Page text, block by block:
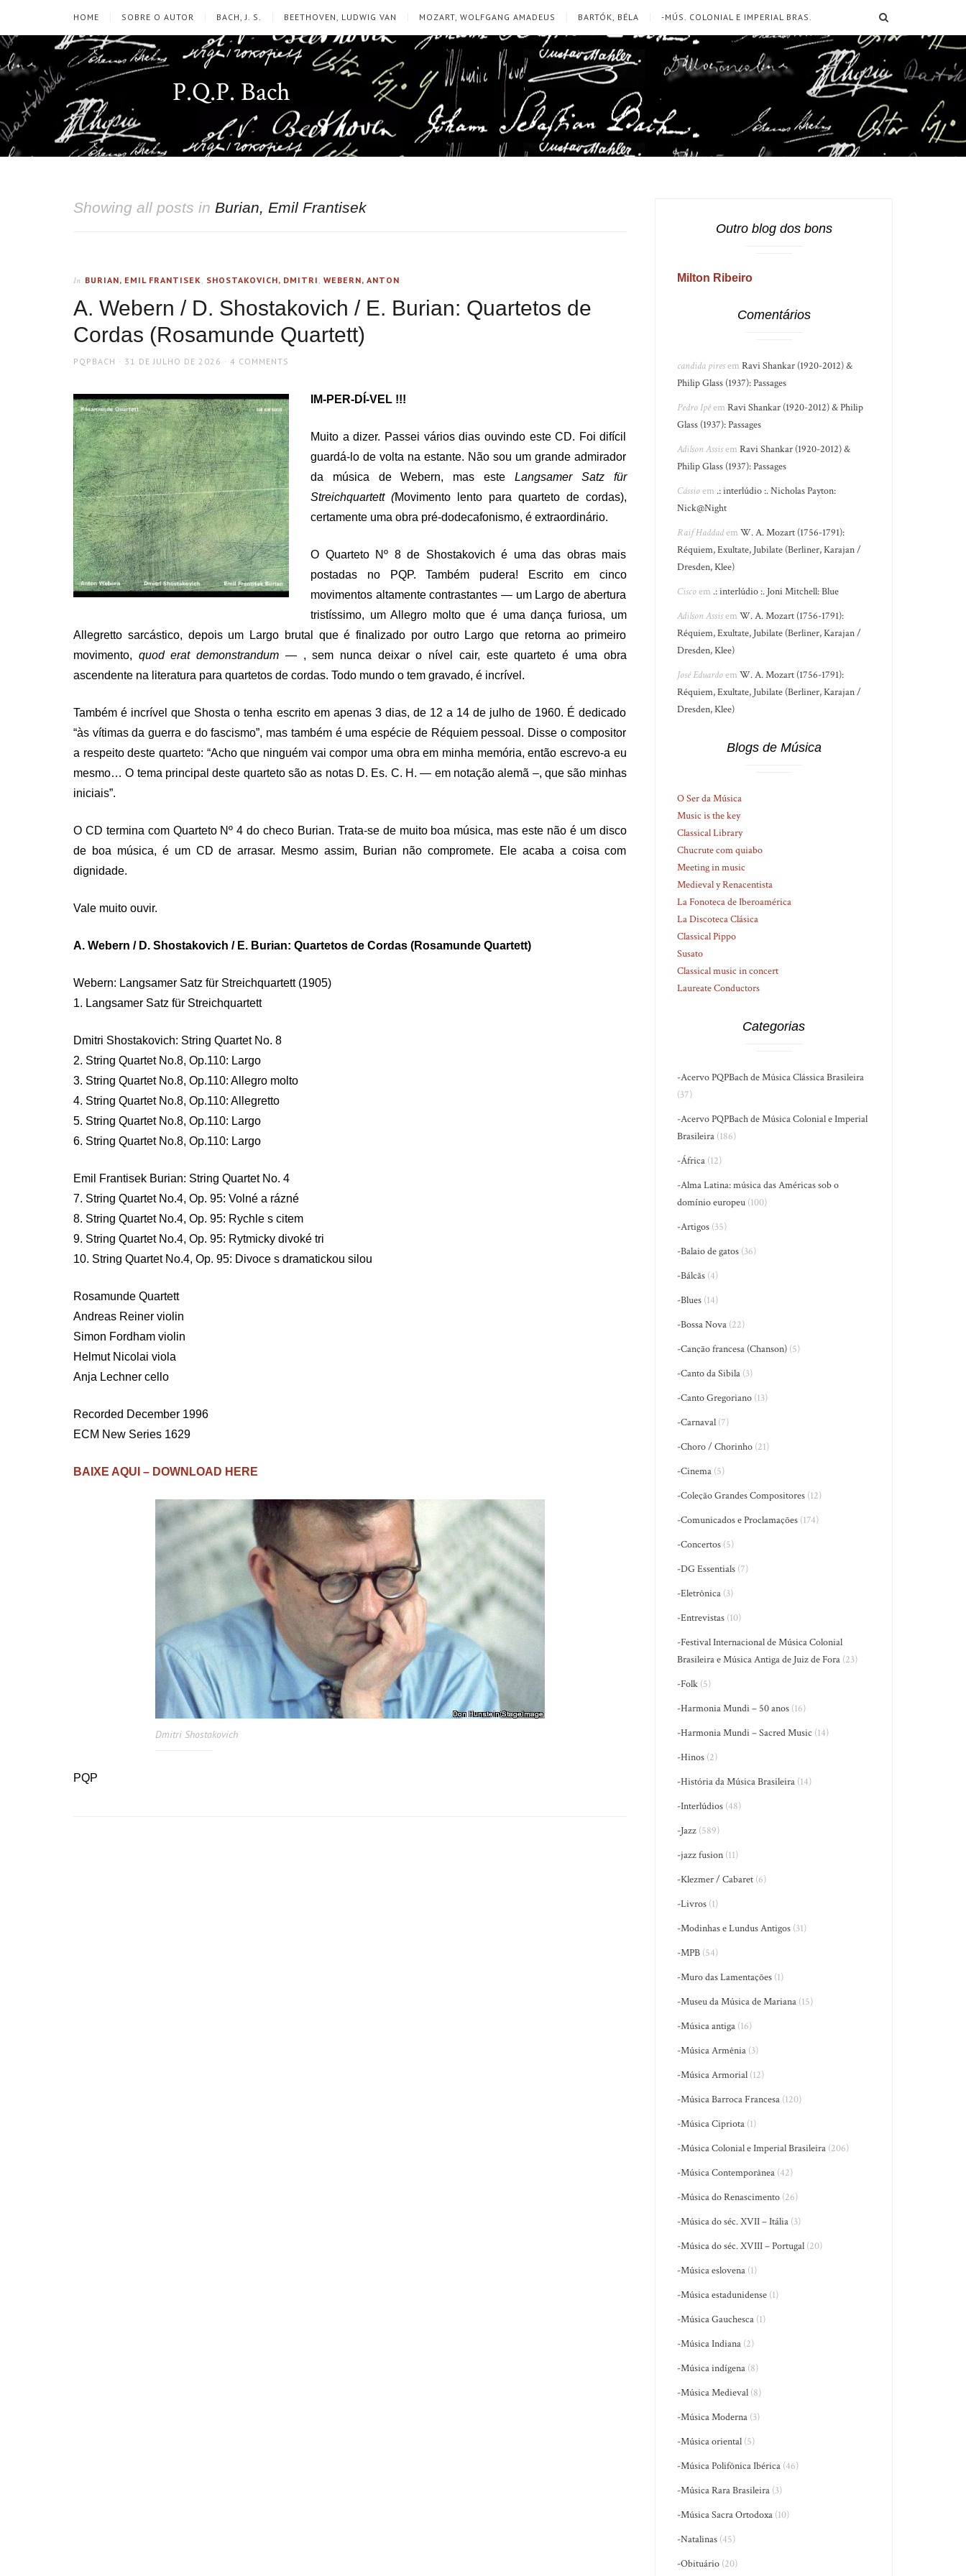
HOME SOBRE O AUTOR BACH, J. S. BEETHOVEN, LUDWIG VAN MOZART, WOLFGANG AMADEUS BARTÓK, BÉLA -MÚS. COLONIAL E IMPERIAL BRAS.
P.Q.P. Bach
Showing all posts in Burian, Emil Frantisek
In BURIAN, EMIL FRANTISEK SHOSTAKOVICH, DMITRI WEBERN, ANTON
A. Webern / D. Shostakovich / E. Burian: Quartetos de
Cordas (Rosamunde Quartett)
AUTHOR
PQPBACH
POSTED
31 DE JULHO DE 2026 4 COMMENTS
IM-PER-DÍ-VEL !!!
Muito a dizer. Passei vários dias ouvindo este CD. Foi difícil
guardá-lo de volta na estante. Não sou um grande admirador
da música de Webern, mas este Langsamer Satz für
Streichquartett (Movimento lento para quarteto de cordas),
certamente uma obra pré-dodecafonismo, é extraordinário.
O Quarteto Nº 8 de Shostakovich é uma das obras mais
postadas no PQP. Também pudera! Escrito em cinco
movimentos altamente contrastantes — um Largo de abertura
tristíssimo, um Allegro molto que é uma dança furiosa, um
Allegretto sarcástico, depois um Largo brutal que é finalizado por outro Largo que retorna ao primeiro
movimento, quod erat demonstrandum — , sem nunca deixar o nível cair, este quarteto é uma obra
ascendente na literatura para quartetos de cordas. Todo mundo o tem gravado, é incrível.
Também é incrível que Shosta o tenha escrito em apenas 3 dias, de 12 a 14 de julho de 1960. É dedicado
“às vítimas da guerra e do fascismo”, mas também é uma espécie de Réquiem pessoal. Disse o compositor
a respeito deste quarteto: “Acho que ninguém vai compor uma obra em minha memória, então escrevo-a eu
mesmo… O tema principal deste quarteto são as notas D. Es. C. H. — em notação alemã –, que são minhas
iniciais”.
O CD termina com Quarteto Nº 4 do checo Burian. Trata-se de muito boa música, mas este não é um disco
de boa música, é um CD de arrasar. Mesmo assim, Burian não compromete. Ele acaba a coisa com
dignidade.
Vale muito ouvir.
A. Webern / D. Shostakovich / E. Burian: Quartetos de Cordas (Rosamunde Quartett)
Webern: Langsamer Satz für Streichquartett (1905)
1. Langsamer Satz für Streichquartett
Dmitri Shostakovich: String Quartet No. 8
2. String Quartet No.8, Op.110: Largo
3. String Quartet No.8, Op.110: Allegro molto
4. String Quartet No.8, Op.110: Allegretto
5. String Quartet No.8, Op.110: Largo
6. String Quartet No.8, Op.110: Largo
Emil Frantisek Burian: String Quartet No. 4
7. String Quartet No.4, Op. 95: Volné a rázné
8. String Quartet No.4, Op. 95: Rychle s citem
9. String Quartet No.4, Op. 95: Rytmicky divoké tri
10. String Quartet No.4, Op. 95: Divoce s dramatickou silou
Rosamunde Quartett
Andreas Reiner violin
Simon Fordham violin
Helmut Nicolai viola
Anja Lechner cello
Recorded December 1996
ECM New Series 1629
BAIXE AQUI – DOWNLOAD HERE
Dmitri Shostakovich
PQP
Outro blog dos bons
Milton Ribeiro
Comentários
candida piresemRavi Shankar (1920-2012) &
Philip Glass (1937): Passages
Pedro IpêemRavi Shankar (1920-2012) & Philip
Glass (1937): Passages
Adilson AssisemRavi Shankar (1920-2012) &
Philip Glass (1937): Passages
Cássioem .: interlúdio :. Nicholas Payton:
Nick@Night
Raif HaddademW. A. Mozart (1756-1791):
Réquiem, Exultate, Jubilate (Berliner, Karajan /
Dresden, Klee)
Ciscoem .: interlúdio :. Joni Mitchell: Blue
Adilson AssisemW. A. Mozart (1756-1791):
Réquiem, Exultate, Jubilate (Berliner, Karajan /
Dresden, Klee)
José EduardoemW. A. Mozart (1756-1791):
Réquiem, Exultate, Jubilate (Berliner, Karajan /
Dresden, Klee)
Blogs de Música
O Ser da Música
Music is the key
Classical Library
Chucrute com quiabo
Meeting in music
Medieval y Renacentista
La Fonoteca de Iberoamérica
La Discoteca Clásica
Classical Pippo
Susato
Classical music in concert
Laureate Conductors
Categorias
-Acervo PQPBach de Música Clássica Brasileira
(37)
-Acervo PQPBach de Música Colonial e Imperial
Brasileira (186)
-África (12)
-Alma Latina: música das Américas sob o
domínio europeu (100)
-Artigos (35)
-Balaio de gatos (36)
-Bálcãs (4)
-Blues (14)
-Bossa Nova (22)
-Canção francesa (Chanson) (5)
-Canto da Sibila (3)
-Canto Gregoriano (13)
-Carnaval (7)
-Choro / Chorinho (21)
-Cinema (5)
-Coleção Grandes Compositores (12)
-Comunicados e Proclamações (174)
-Concertos (5)
-DG Essentials (7)
-Eletrônica (3)
-Entrevistas (10)
-Festival Internacional de Música Colonial
Brasileira e Música Antiga de Juiz de Fora (23)
-Folk (5)
-Harmonia Mundi – 50 anos (16)
-Harmonia Mundi – Sacred Music (14)
-Hinos (2)
-História da Música Brasileira (14)
-Interlúdios (48)
-Jazz (589)
-jazz fusion (11)
-Klezmer / Cabaret (6)
-Livros (1)
-Modinhas e Lundus Antigos (31)
-MPB (54)
-Muro das Lamentações (1)
-Museu da Música de Mariana (15)
-Música antiga (16)
-Música Armênia (3)
-Música Armorial (12)
-Música Barroca Francesa (120)
-Música Cipriota (1)
-Música Colonial e Imperial Brasileira (206)
-Música Contemporânea (42)
-Música do Renascimento (26)
-Música do séc. XVII – Itália (3)
-Música do séc. XVIII – Portugal (20)
-Música eslovena (1)
-Música estadunidense (1)
-Música Gauchesca (1)
-Música Indiana (2)
-Música indígena (8)
-Música Medieval (8)
-Música Moderna (3)
-Música oriental (5)
-Música Polifônica Ibérica (46)
-Música Rara Brasileira (3)
-Música Sacra Ortodoxa (10)
-Natalinas (45)
-Obituário (20)